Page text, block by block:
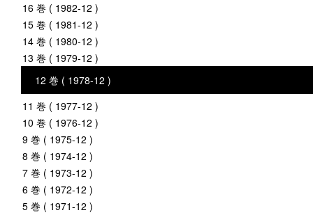
16 巻 ( 1982-12 )
15 巻 ( 1981-12 )
14 巻 ( 1980-12 )
13 巻 ( 1979-12 )
12 巻 ( 1978-12 )
11 巻 ( 1977-12 )
10 巻 ( 1976-12 )
9 巻 ( 1975-12 )
8 巻 ( 1974-12 )
7 巻 ( 1973-12 )
6 巻 ( 1972-12 )
5 巻 ( 1971-12 )